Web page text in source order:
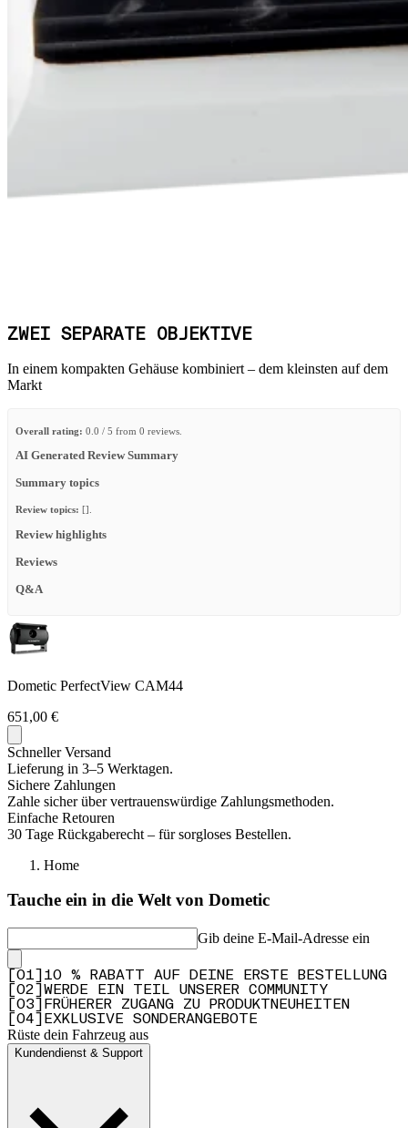
ZWEI SEPARATE OBJEKTIVE
In einem kompakten Gehäuse kombiniert – dem kleinsten auf dem
Markt
Overall rating: 0.0 / 5 from 0 reviews.
AI Generated Review Summary
Summary topics
Review topics: [].
Review highlights
Reviews
Q&A
Dometic PerfectView CAM44
651,00 €
Schneller Versand
Lieferung in 3–5 Werktagen.
Sichere Zahlungen
Zahle sicher über vertrauenswürdige Zahlungsmethoden.
Einfache Retouren
30 Tage Rückgaberecht – für sorgloses Bestellen.
Home
Tauche ein in die Welt von Dometic
Gib deine E-Mail-Adresse ein
01
10 % RABATT AUF DEINE ERSTE BESTELLUNG
02
WERDE EIN TEIL UNSERER COMMUNITY
03
FRÜHERER ZUGANG ZU PRODUKTNEUHEITEN
04 EXKLUSIVE SONDERANGEBOTE
Rüste dein Fahrzeug aus
Kundendienst & Support